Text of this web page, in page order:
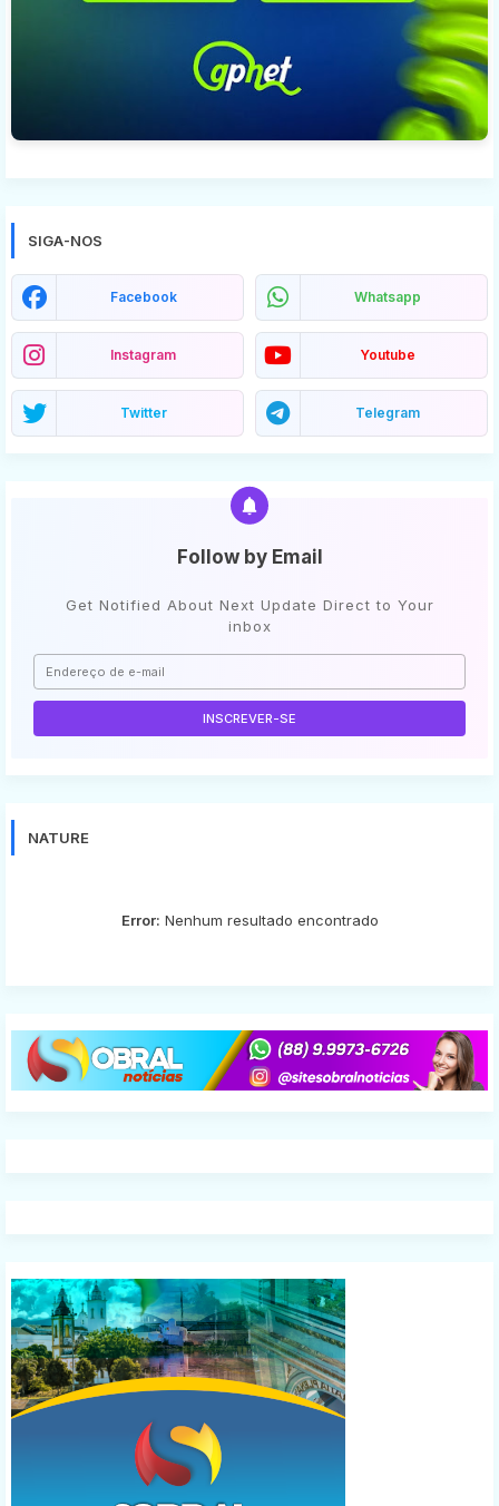
SIGA-NOS
Facebook Whatsapp
Instagram Youtube
Twitter Telegram
Follow by Email
Get Notified About Next Update Direct to Your
inbox
NATURE
Error: Nenhum resultado encontrado